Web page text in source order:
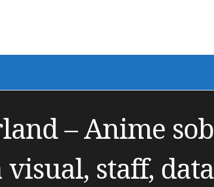
– Anime
visual, staff,